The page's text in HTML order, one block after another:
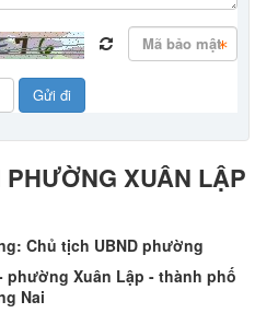
XUÂN LẬP
Chủ tịch UBND phường
phường Xuân Lập - thành phố
Nai